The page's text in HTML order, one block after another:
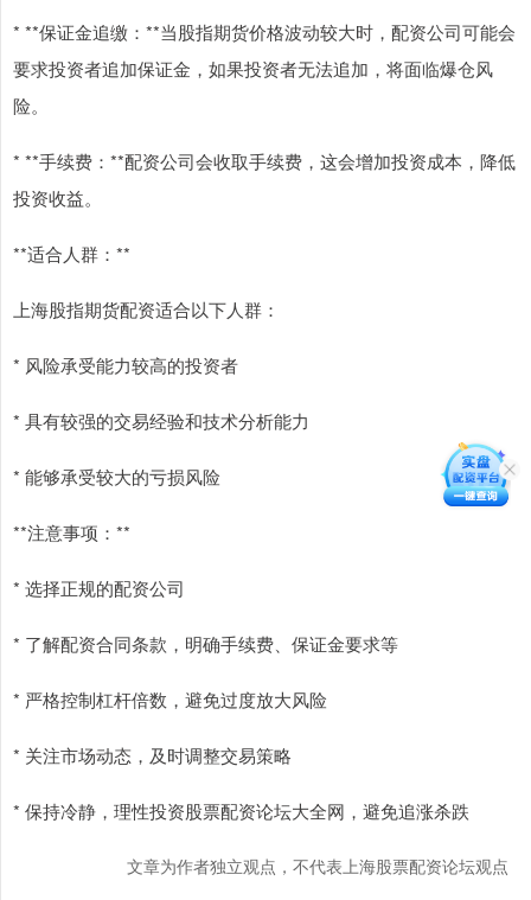
* **保证金追缴：**当股指期货价格波动较大时，配资公司可能会
要求投资者追加保证金，如果投资者无法追加，将面临爆仓风
险。
* **手续费：**配资公司会收取手续费，这会增加投资成本，降低
投资收益。
**适合人群：**
上海股指期货配资适合以下人群：
* 风险承受能力较高的投资者
* 具有较强的交易经验和技术分析能力
* 能够承受较大的亏损风险
**注意事项：**
* 选择正规的配资公司
* 了解配资合同条款，明确手续费、保证金要求等
* 严格控制杠杆倍数，避免过度放大风险
* 关注市场动态，及时调整交易策略
* 保持冷静，理性投资股票配资论坛大全网，避免追涨杀跌
文章为作者独立观点，不代表上海股票配资论坛观点